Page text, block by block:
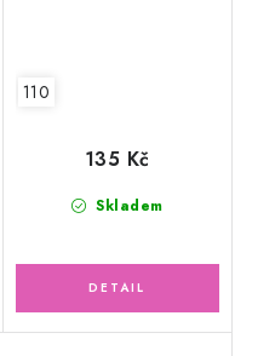
110
Skladem
135 Kč